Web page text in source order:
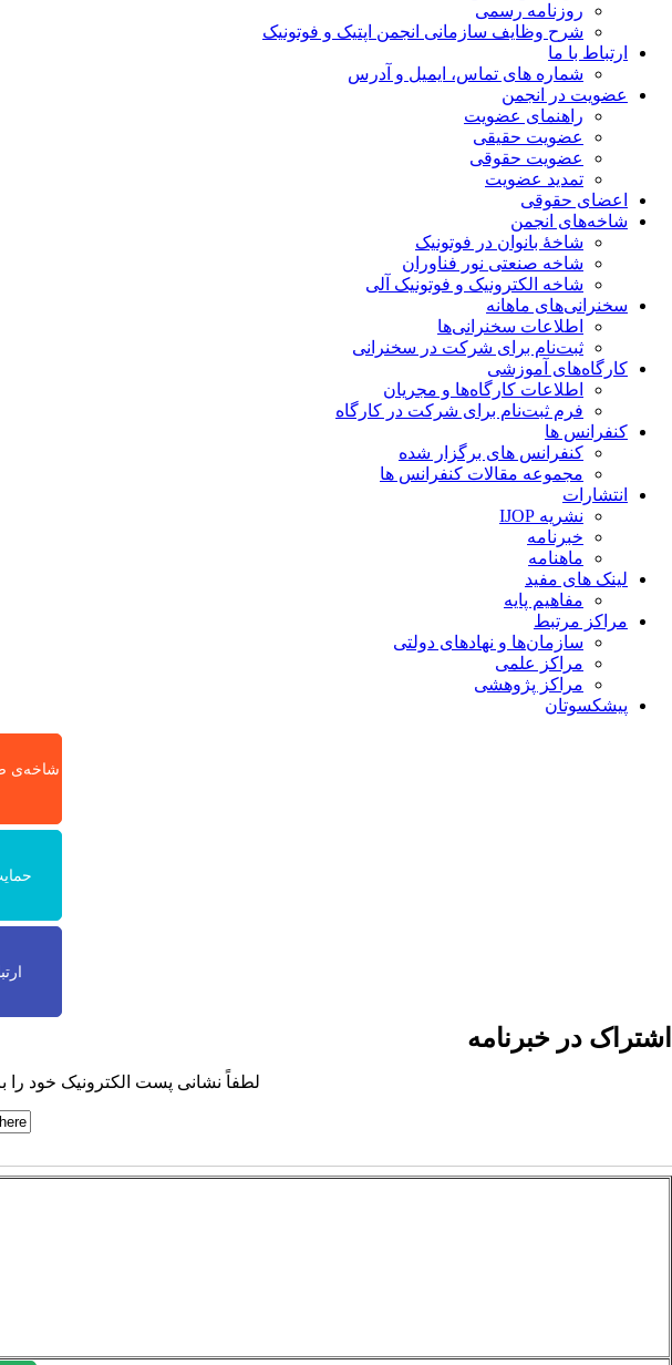
روزنامه رسمی
شرح وظایف سازمانی انجمن اپتیک و فوتونیک
ارتباط با ما
شماره های تماس، ایمیل و آدرس
عضویت در انجمن
راهنمای عضویت
عضویت حقیقی
عضویت حقوقی
تمدید عضویت
اعضای حقوقی
شاخه‌های انجمن
شاخۀ بانوان در فوتونیک
شاخه صنعتی نور فناوران
شاخه‌ الکترونیک و فوتونیک آلی
سخنرانی‌های ماهانه
اطلاعات سخنرانی‌‌ها
ثبت‌نام برای شرکت در سخنرانی
کارگاه‌های آموزشی
اطلاعات کارگاه‌ها و مجریان
فرم ثبت‌نام برای شرکت در کارگاه
کنفرانس ها
کنفرانس های برگزار شده
مجموعه مقالات کنفرانس ها
انتشارات
نشریه IJOP
خبرنامه
ماهنامه
لینک های مفید
مفاهیم پایه
مراکز مرتبط
سازمان‌ها و نهادهای دولتی
مراکز علمی
مراکز پژوهشی
پیشکسوتان
شاخه‌ی
اشتراک در خبرنامه
لطفاً نشانی پست الکترونیک خود را